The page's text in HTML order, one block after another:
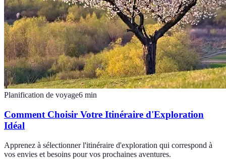
Planification de voyage6 min
Comment Choisir Votre Itinéraire d'Exploration
Idéal
Apprenez à sélectionner l'itinéraire d'exploration qui correspond à
vos envies et besoins pour vos prochaines aventures.